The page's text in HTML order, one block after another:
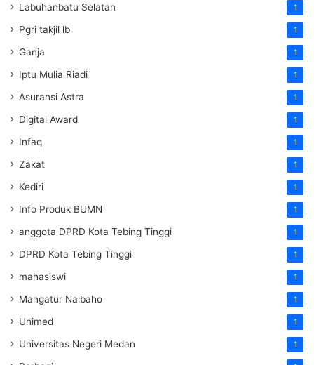
Labuhanbatu Selatan 1
Pgri takjil lb 1
Ganja 1
Iptu Mulia Riadi 1
Asuransi Astra 1
Digital Award 1
Infaq 1
Zakat 1
Kediri 1
Info Produk BUMN 1
anggota DPRD Kota Tebing Tinggi 1
DPRD Kota Tebing Tinggi 1
mahasiswi 1
Mangatur Naibaho 1
Unimed 1
Universitas Negeri Medan 1